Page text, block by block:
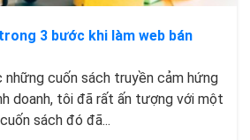
3 bước khi làm web bán
những cuốn sách truyền cảm hứng
doanh, tôi đã rất ấn tượng với một
sách đó đã...